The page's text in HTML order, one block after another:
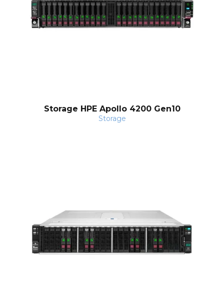
Storage HPE Apollo 4200 Gen10
Storage